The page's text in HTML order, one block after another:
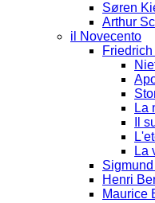
Søren
Arthur
il Novecento
La
Il
La
Henri
Maurice